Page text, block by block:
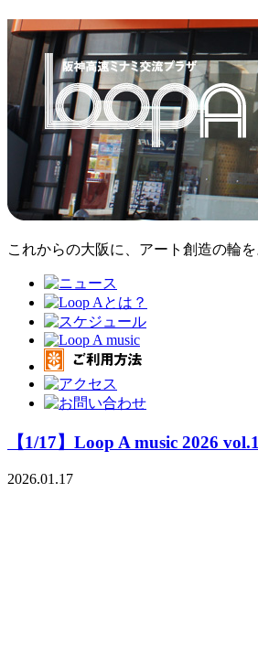
これからの大阪に、アート創造の輪
【1/17】Loop A music 2026
2026.01.17